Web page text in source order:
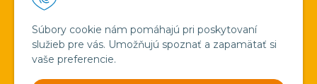
Súbory cookie nám pomáhajú pri poskytovaní
služieb pre vás. Umožňujú spoznať a zapamätať si
vaše preferencie.
Ocenenia
Veľkoobchod
Verejné obstarávanie